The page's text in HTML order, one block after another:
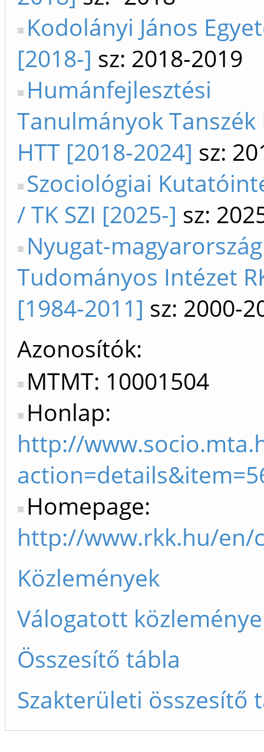
Kodolányi János
[2018-] sz: 2018-2019
Humánfejlesztési
Tanulmányok Tanszék
HTT [2018-2024] sz:
Szociológiai
/ TK SZI [2025-] sz:
Nyugat-
Tudományos Intézet
[1984-2011] sz: 2000-
Azonosítók
MTMT: 10001504
Honlap:
http://
Homepage:
http://www.rkk.hu/en/
Közlemények
Válogatott
Összesítő tábla
Szakterületi összesítő